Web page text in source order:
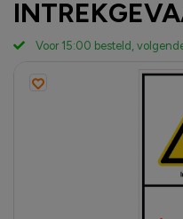
Voor 15:00 besteld,